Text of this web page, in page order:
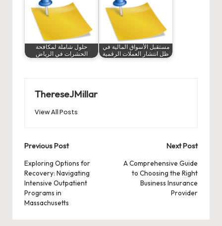
حلول شاملة لمكافحة
الحشرات في الرياض
مستقبل الأسواق المالية في
ظل انتشار العملات الرقمية
ThereseJMillar
View All Posts
Post
navigation
Previous Post
Exploring Options for
Recovery: Navigating
Intensive Outpatient
Programs in
Massachusetts
Next Post
A Comprehensive Guide
to Choosing the Right
Business Insurance
Provider